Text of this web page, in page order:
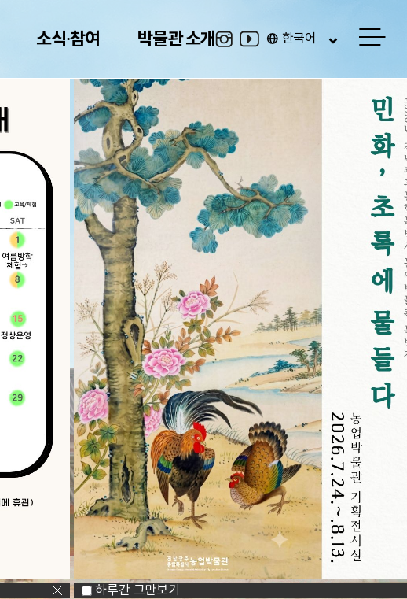
하루간 그만보기
소식·참여 박물관 소개 한국어
사
이
맵
VR로 즐기는 농업박물관
온라인 전시관
교육/체험/관람 예약서비스
통합예약 바로가기